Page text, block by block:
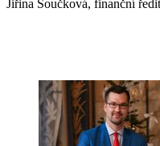
Jiřina Součková, finanční